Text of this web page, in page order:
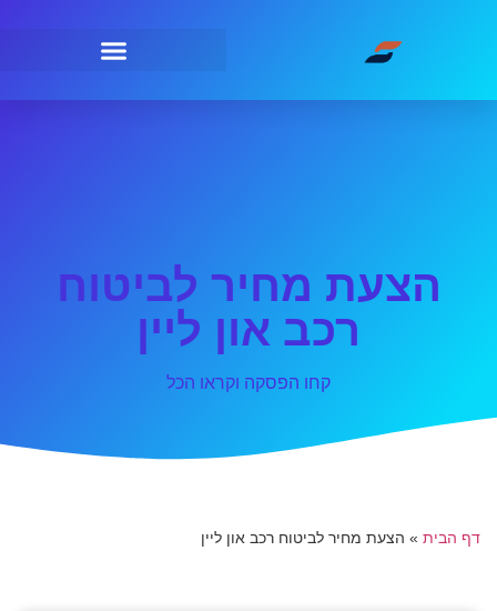
הצעת מחיר לביטוח
רכב און ליין
קחו הפסקה וקראו הכל
דף הבית » הצעת מחיר לביטוח רכב און ליין